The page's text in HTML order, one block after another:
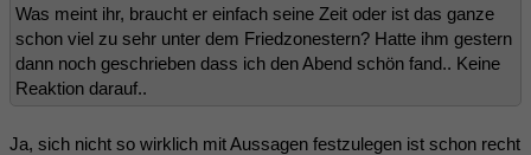
Was meint ihr, braucht er einfach seine Zeit oder ist das ganze
schon viel zu sehr unter dem Friedzonestern? Hatte ihm gestern
dann noch geschrieben dass ich den Abend schön fand.. Keine
Reaktion darauf..
Ja, sich nicht so wirklich mit Aussagen festzulegen ist schon recht